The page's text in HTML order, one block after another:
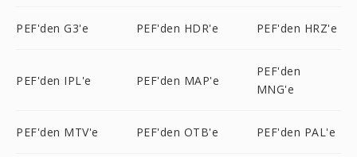
PEF'den G3'e PEF'den HDR'e PEF'den HRZ'e
PEF'den IPL'e PEF'den MAP'e
PEF'den
MNG'e
PEF'den MTV'e PEF'den OTB'e PEF'den PAL'e